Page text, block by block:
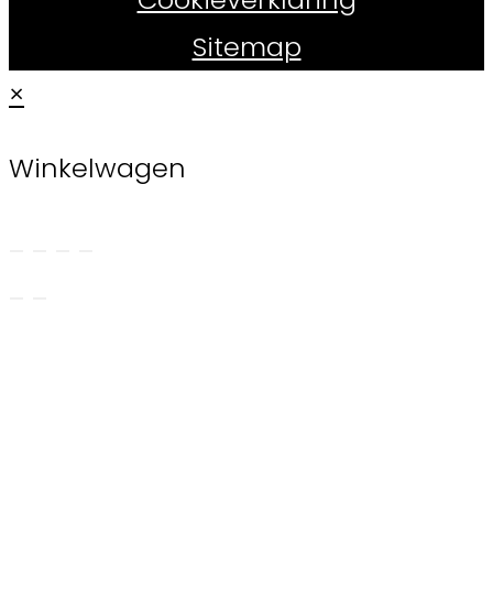
Sitemap
×
Winkelwagen